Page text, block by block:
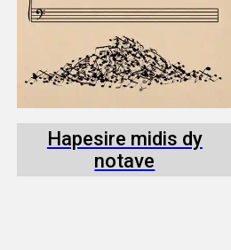
Hapesire midis dy
notave